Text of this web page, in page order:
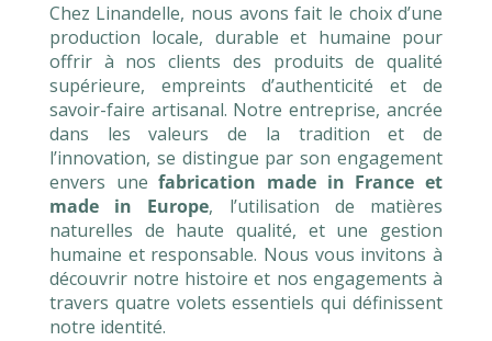
Chez Linandelle, nous avons fait le choix d’une
production locale, durable et humaine pour
offrir à nos clients des produits de qualité
supérieure, empreints d’authenticité et de
savoir-faire artisanal. Notre entreprise, ancrée
dans les valeurs de la tradition et de
l’innovation, se distingue par son engagement
envers unefabrication made in France et
made in Europe, l’utilisation de matières
naturelles de haute qualité, et une gestion
humaine et responsable. Nous vous invitons à
découvrir notre histoire et nos engagements à
travers quatre volets essentiels qui définissent
notre identité.